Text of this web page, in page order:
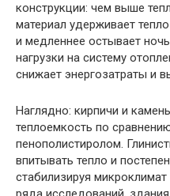
конструкции: чем выше
материал удерживает
и медленнее остывает
нагрузки на систему
снижает энергозатраты и
Наглядно: кирпичи и
теплоемкость по
пенополистиролом.
впитывать тепло и
стабилизируя